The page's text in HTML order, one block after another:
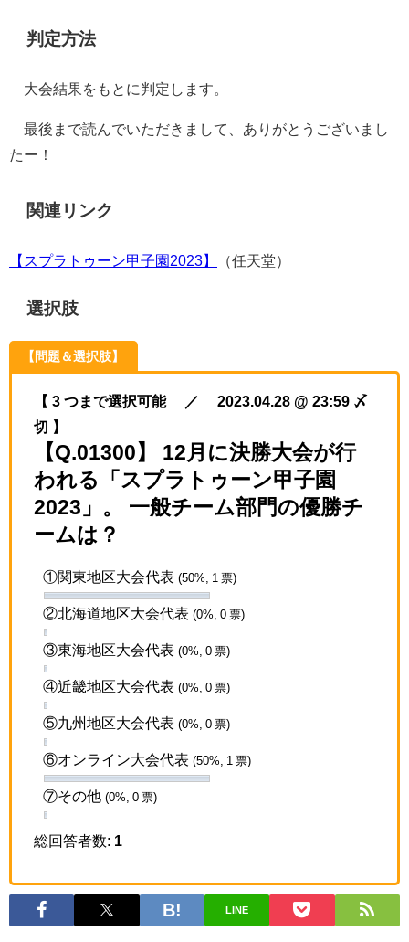
判定方法
大会結果をもとに判定します。
最後まで読んでいただきまして、ありがとうございまし
たー！
関連リンク
【スプラトゥーン甲子園 2023】 （任天堂）
選択肢
【問題＆選択肢】
【 3 つまで選択可能 ／ 2023.04.28 @ 23:59 〆
切 】
【Q.01300】 12月に決勝大会が行
われる「スプラトゥーン甲子園
2023」。 一般チーム部門の優勝チ
ームは？
①関東地区大会代表 (50%, 1 票)
②北海道地区大会代表 (0%, 0 票)
③東海地区大会代表 (0%, 0 票)
④近畿地区大会代表 (0%, 0 票)
⑤九州地区大会代表 (0%, 0 票)
⑥オンライン大会代表 (50%, 1 票)
⑦その他 (0%, 0 票)
総回答者数: 1
LINE